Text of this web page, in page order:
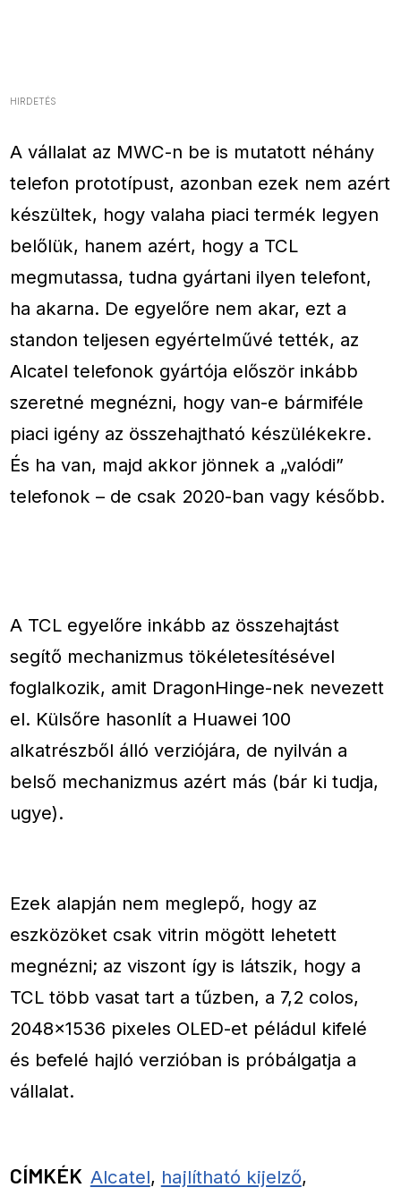
HIRDETÉS
A vállalat az MWC-n be is mutatott néhány
telefon prototípust, azonban ezek nem azért
készültek, hogy valaha piaci termék legyen
belőlük, hanem azért, hogy a TCL
megmutassa, tudna gyártani ilyen telefont,
ha akarna. De egyelőre nem akar, ezt a
standon teljesen egyértelművé tették, az
Alcatel telefonok gyártója először inkább
szeretné megnézni, hogy van-e bármiféle
piaci igény az összehajtható készülékekre.
És ha van, majd akkor jönnek a „valódi”
telefonok – de csak 2020-ban vagy később.
A TCL egyelőre inkább az összehajtást
segítő mechanizmus tökéletesítésével
foglalkozik, amit DragonHinge-nek nevezett
el. Külsőre hasonlít a Huawei 100
alkatrészből álló verziójára, de nyilván a
belső mechanizmus azért más (bár ki tudja,
ugye).
Ezek alapján nem meglepő, hogy az
eszközöket csak vitrin mögött lehetett
megnézni; az viszont így is látszik, hogy a
TCL több vasat tart a tűzben, a 7,2 colos,
2048×1536 pixeles OLED-et péládul kifelé
és befelé hajló verzióban is próbálgatja a
vállalat.
CÍMKÉK Alcatel, hajlítható kijelző,